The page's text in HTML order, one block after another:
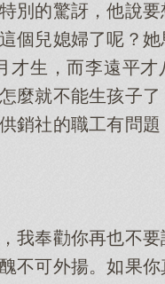
別的驚訝，他說要
個兒媳婦了呢？她
才生，而李遠平才
麼就不能生孩子了
銷社的職工有問題
我奉勸你再也不
不可外揚。如果